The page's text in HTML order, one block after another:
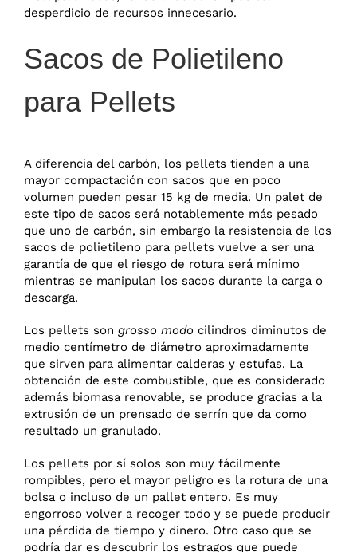
desperdicio de recursos innecesario.
Sacos de Polietileno
para Pellets
A diferencia del carbón, los pellets tienden a una
mayor compactación con sacos que en poco
volumen pueden pesar 15 kg de media. Un palet de
este tipo de sacos será notablemente más pesado
que uno de carbón, sin embargo la resistencia de los
sacos de polietileno para pellets vuelve a ser una
garantía de que el riesgo de rotura será mínimo
mientras se manipulan los sacos durante la carga o
descarga.
Los pellets son grosso modo cilindros diminutos de
medio centímetro de diámetro aproximadamente
que sirven para alimentar calderas y estufas. La
obtención de este combustible, que es considerado
además biomasa renovable, se produce gracias a la
extrusión de un prensado de serrín que da como
resultado un granulado.
Los pellets por sí solos son muy fácilmente
rompibles, pero el mayor peligro es la rotura de una
bolsa o incluso de un pallet entero. Es muy
engorroso volver a recoger todo y se puede producir
una pérdida de tiempo y dinero. Otro caso que se
podría dar es descubrir los estragos que puede